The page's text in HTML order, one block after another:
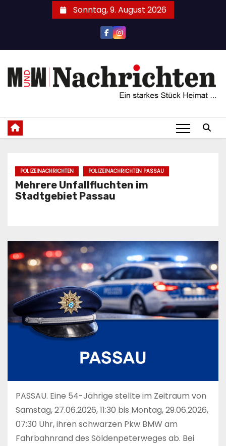
Sonntag, 9. August 2026
POLIZEINACHRICHTEN POLIZEINACHRICHTEN PASSAU
Mehrere Unfallfluchten im
Stadtgebiet Passau
PASSAU. Eine 54-Jährige stellte im Zeitraum von
Samstag, 27.06.2026, 11:30 bis Montag, 29.06.2026,
07:30 Uhr, ihren schwarzen Pkw BMW am
Fahrbahnrand des Söldenpeterweges ab. Bei